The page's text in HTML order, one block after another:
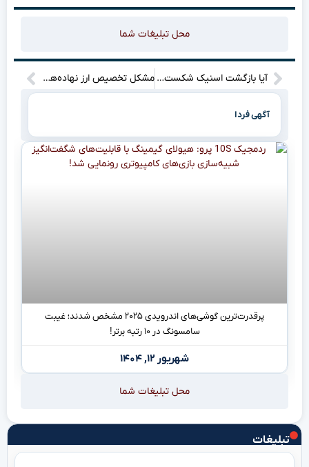
تبلیغات
محل تبلیغات شما
آیا بازگشت اسنیک شکست خورد؟ استقبال سرد از Metal Gear Solid Delta در استیم!” مشکل تخصیص ارز نهاده‌های دامی همچنان ادامه دارد / قیمت مرغ گوشتی در بازار بین ۱۳۰ هزار تا ۱۴۰ هزار تومان است
آگهی فردا
پرقدرت‌ترین گوشی‌های اندرویدی ۲۰۲۵ مشخص شدند؛ غیبت
سامسونگ در ۱۰ رتبه برتر!
شهریور ۱۲, ۱۴۰۴
محل تبلیغات شما